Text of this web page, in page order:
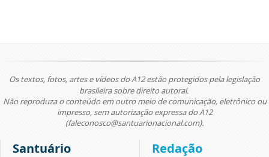
Os textos, fotos, artes e vídeos do A12 estão protegidos pela legislação
brasileira sobre direito autoral.
Não reproduza o conteúdo em outro meio de comunicação, eletrônico ou
impresso, sem autorização expressa do A12
(faleconosco@santuarionacional.com).
Santuário Redação